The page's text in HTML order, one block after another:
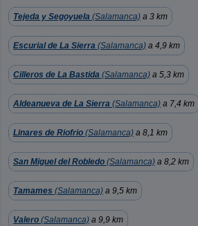
Tejeda y Segoyuela (Salamanca) a 3 km
Escurial de La Sierra (Salamanca) a 4,9 km
Cilleros de La Bastida (Salamanca) a 5,3 km
Aldeanueva de La Sierra (Salamanca) a 7,4 km
Linares de Riofrio (Salamanca) a 8,1 km
San Miguel del Robledo (Salamanca) a 8,2 km
Tamames (Salamanca) a 9,5 km
Valero (Salamanca) a 9,9 km